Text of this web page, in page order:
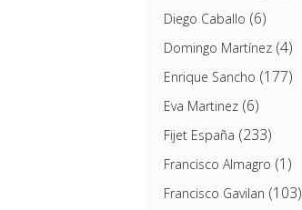
Diego Caballo (6)
Domingo Martínez(4)
Enrique Sancho (177)
Eva Martinez(6)
Fijet España (233)
Francisco Almagro (1)
Francisco Gavilan (103)